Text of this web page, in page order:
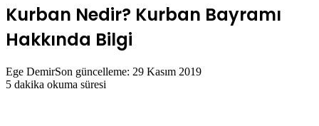
Kurban Nedir? Kurban Bayramı
Hakkında Bilgi
Ege DemirSon güncelleme: 29 Kasım 2019
5 dakika okuma süresi